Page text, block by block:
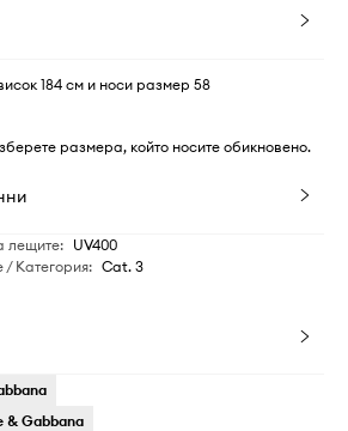
184 см и носи размер 58
размера, който носите обикновено.
лещите: UV400
/ Категория: Cat. 3
& Gabbana